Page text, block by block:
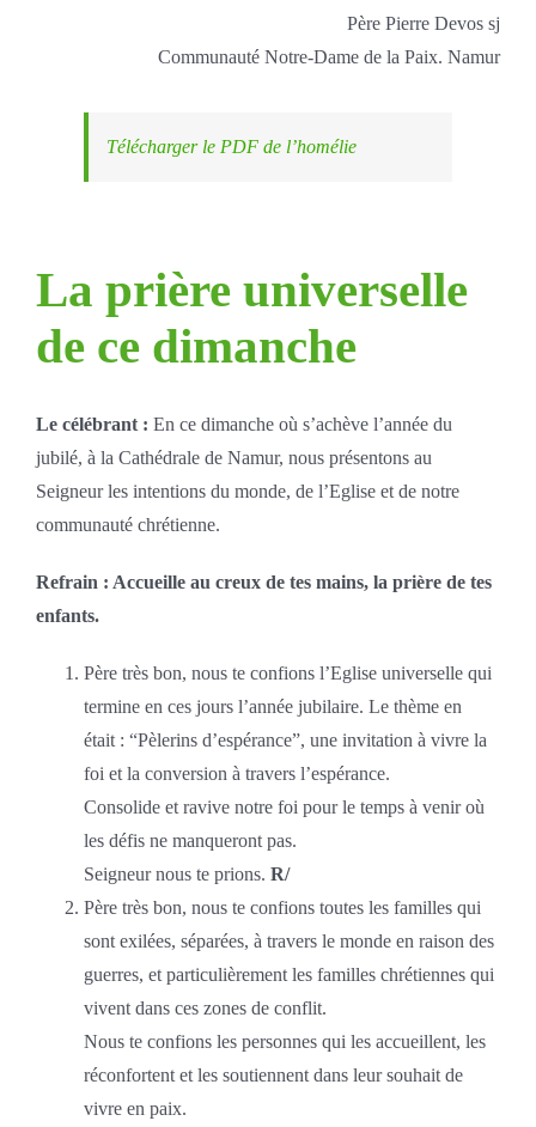
Père Pierre Devos sj
Communauté Notre-Dame de la Paix. Namur
Télécharger le PDF de l’homélie
La prière universelle
de ce dimanche
Le célébrant : En ce dimanche où s’achève l’année du
jubilé, à la Cathédrale de Namur, nous présentons au
Seigneur les intentions du monde, de l’Eglise et de notre
communauté chrétienne.
Refrain : Accueille au creux de tes mains, la prière de tes
enfants.
Père très bon, nous te confions l’Eglise universelle qui
termine en ces jours l’année jubilaire. Le thème en
était : “Pèlerins d’espérance”, une invitation à vivre la
foi et la conversion à travers l’espérance.
Consolide et ravive notre foi pour le temps à venir où
les défis ne manqueront pas.
Seigneur nous te prions. R/
Père très bon, nous te confions toutes les familles qui
sont exilées, séparées, à travers le monde en raison des
guerres, et particulièrement les familles chrétiennes qui
vivent dans ces zones de conflit.
Nous te confions les personnes qui les accueillent, les
réconfortent et les soutiennent dans leur souhait de
vivre en paix.